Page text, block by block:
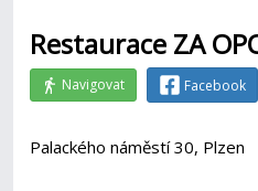
Restaurace ZA
Navigovat Facebook
Palackého náměstí 30, Plzen